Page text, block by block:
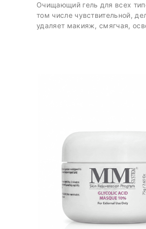
Очищающий гель для всех
том числе чувствительной,
удаляет макияж, смягчая,